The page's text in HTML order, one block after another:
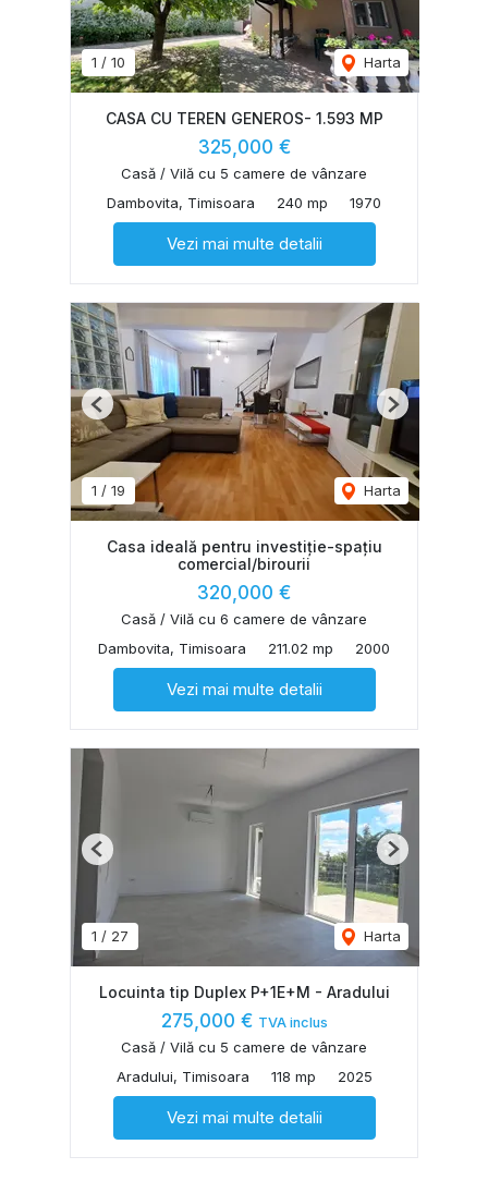
1 / 10 Harta
CASA CU TEREN GENEROS- 1.593 MP
325,000 €
Casă / Vilă cu 5 camere de vânzare
Dambovita, Timisoara
240 mp 1970
Vezi mai multe detalii
1 / 19 Harta
Previous Next
Casa ideală pentru investiție-spațiu
comercial/birourii
320,000 €
Casă / Vilă cu 6 camere de vânzare
Dambovita, Timisoara
211.02 mp 2000
Vezi mai multe detalii
1 / 27 Harta
Previous Next
Locuinta tip Duplex P+1E+M - Aradului
275,000 € TVA inclus
Casă / Vilă cu 5 camere de vânzare
Aradului, Timisoara
118 mp 2025
Vezi mai multe detalii